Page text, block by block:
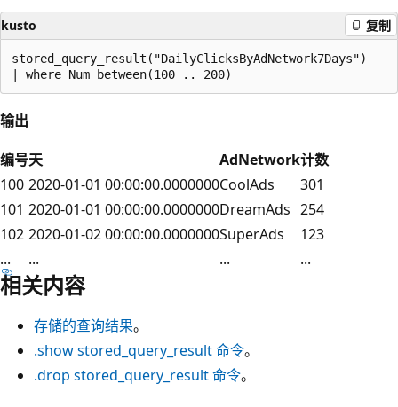
kusto 复制
stored_query_result("DailyClicksByAdNetwork7Days")
输出
编号天 AdNetwork计数
100 2020-01-01 00:00:00.0000000CoolAds
301
101 2020-01-01 00:00:00.0000000DreamAds 254
102 2020-01-02 00:00:00.0000000SuperAds
123
...
... ... ...
相关内容
存储的查询结果。
.show stored_query_result 命令。
.drop stored_query_result 命令。